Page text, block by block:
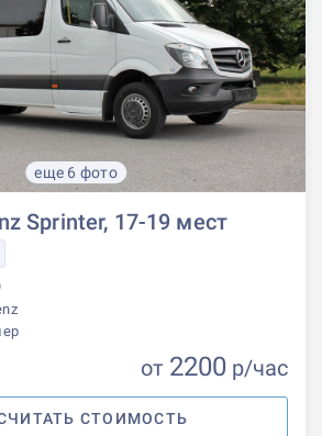
еще 6 фото
Sprinter, 17-19 мест
от 2200 р/час
СТОИМОСТЬ